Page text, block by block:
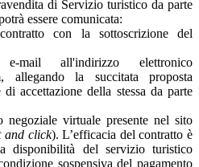
di Servizio turistico da parte
essere comunicata:
con la sottoscrizione del
all'indirizzo elettronico
allegando la succitata proposta
accettazione della stessa da parte
negoziale virtuale presente nel sito
and click). L’efficacia del contratto è
disponibilità del servizio turistico
sospensiva del pagamento